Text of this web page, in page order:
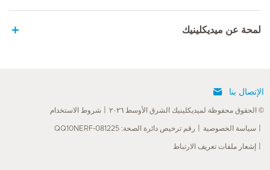
لمحة عن ميديكلينيك
الإتصال بنا
© الحقوق محفوظة لميديكلينيك الشرق الأوسط ٢٠٢٦ شروط الاستخدام
سياسة الخصوصية رقم ترخيص دائرة الصحة: QQ10NERF-081225
إشعار ملفات تعريف الارتباط